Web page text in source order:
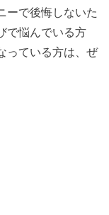
ーで後悔しないた
で悩んでいる方
っている方は、ぜ